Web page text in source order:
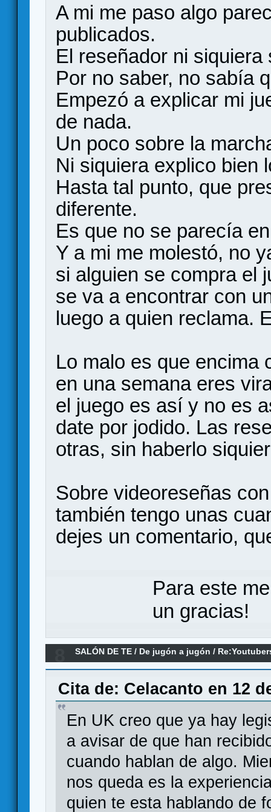
A mi me paso algo
publicados.
El reseñador ni
Por no saber, no sabía
Empezó a explicar mi
de nada.
Un poco sobre la
Ni siquiera explico bien
Hasta tal punto, que
diferente.
Es que no se parecía
Y a mi me molestó, no
si alguien se compra el
se va a encontrar con
luego a quien reclama.
Lo malo es que encima
en una semana eres
el juego es así y no es
date por jodido. Las
otras, sin haberlo
Sobre videoreseñas
también tengo unas
dejes un comentario,
Para este
un gracias!
SALÓN DE TE / De jugón a jugón /
Cita de: Celacanto en 12
En UK creo que ya hay
a avisar de que han
cuando hablan de algo.
nos queda es la
quien te esta hablando de